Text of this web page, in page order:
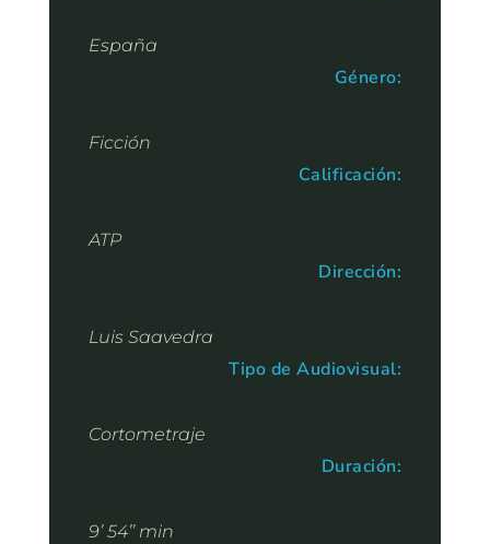
España
Género:
Ficción
Calificación:
ATP
Dirección:
Luis Saavedra
Tipo de Audiovisual:
Cortometraje
Duración:
9’ 54’’ min